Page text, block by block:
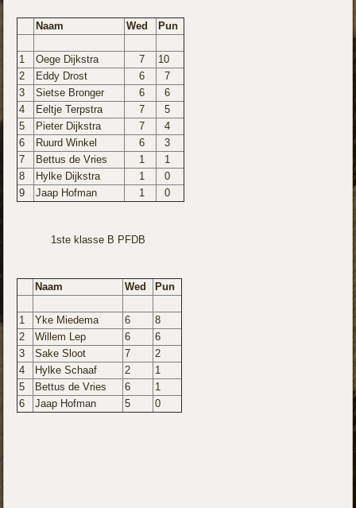
Naam Wed Pun
1 Oege Dijkstra 7
10
2
Eddy Drost 6
7
3
Sietse Bronger 6
6
4
Eeltje Terpstra 7
5
5
Pieter Dijkstra 7
4
6
Ruurd Winkel 6
3
7
Bettus de Vries 1
1
8
Hylke Dijkstra 1
0
9
Jaap Hofman 1 0
1ste klasse B PFDB
Naam Wed Pun
1 Yke Miedema 6
8
2
Willem Lep 6
6
3
Sake Sloot 7
2
4
Hylke Schaaf 2
1
5
Bettus de Vries 6
1
6
Jaap Hofman 5 0